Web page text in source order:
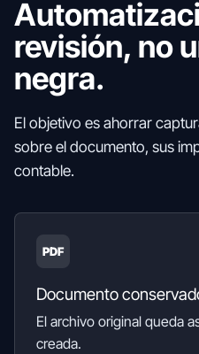
revisión, no
negra.
El objetivo es ahorrar
sobre el documento, sus
contable.
PDF
Documento
El archivo original queda
creada.